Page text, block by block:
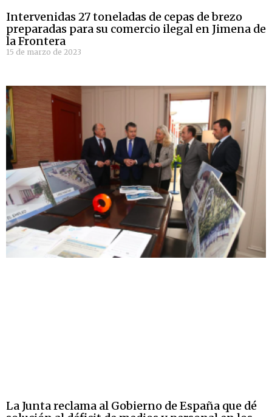
Intervenidas 27 toneladas de cepas de brezo
preparadas para su comercio ilegal en Jimena de
la Frontera
15 de marzo de 2023
La Junta reclama al Gobierno de España que dé